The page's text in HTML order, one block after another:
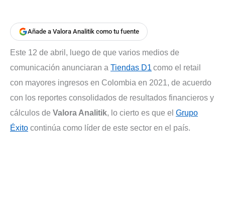
Añade a Valora Analitik como tu fuente
Este 12 de abril, luego de que varios medios de
comunicación anunciaran a Tiendas D1 como el retail
con mayores ingresos en Colombia en 2021, de acuerdo
con los reportes consolidados de resultados financieros y
cálculos de Valora Analitik, lo cierto es que el Grupo
Éxito continúa como líder de este sector en el país.